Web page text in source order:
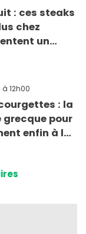
: ces steaks
chez
un
à 12h00
: la
pour
enfin à la